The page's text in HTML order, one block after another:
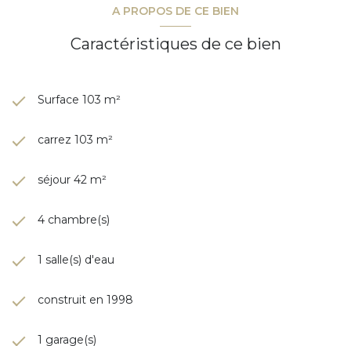
A PROPOS DE CE BIEN
Caractéristiques de ce bien
Surface 103 m²
carrez 103 m²
séjour 42 m²
4 chambre(s)
1 salle(s) d'eau
construit en 1998
1 garage(s)